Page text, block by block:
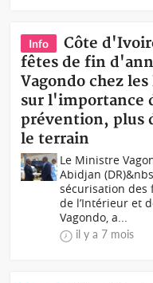
Info
Côte
fêtes de fin
Vagondo chez
sur l'importance
prévention, plus
le terrain
Le Ministre
Abidjan
sécurisation des
de l’Intérieur et
Vagondo, a...
il y a 7 mois